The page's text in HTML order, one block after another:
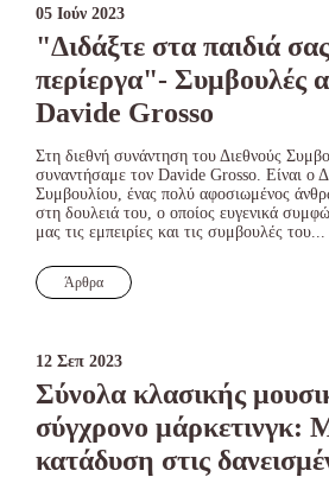
05 Ιούν 2023
"Διδάξτε στα παιδιά
περίεργα"- Συμβουλές
Davide Grosso
Στη διεθνή συνάντηση του Διεθνούς
συναντήσαμε τον Davide Grosso. Είναι ο
Συμβουλίου, ένας πολύ αφοσιωμένος
στη δουλειά του, ο οποίος ευγενικά
μας τις εμπειρίες και τις συμβουλές του...
Άρθρα
12 Σεπ 2023
Σύνολα κλασικής
σύγχρονο μάρκετινγκ:
κατάδυση στις